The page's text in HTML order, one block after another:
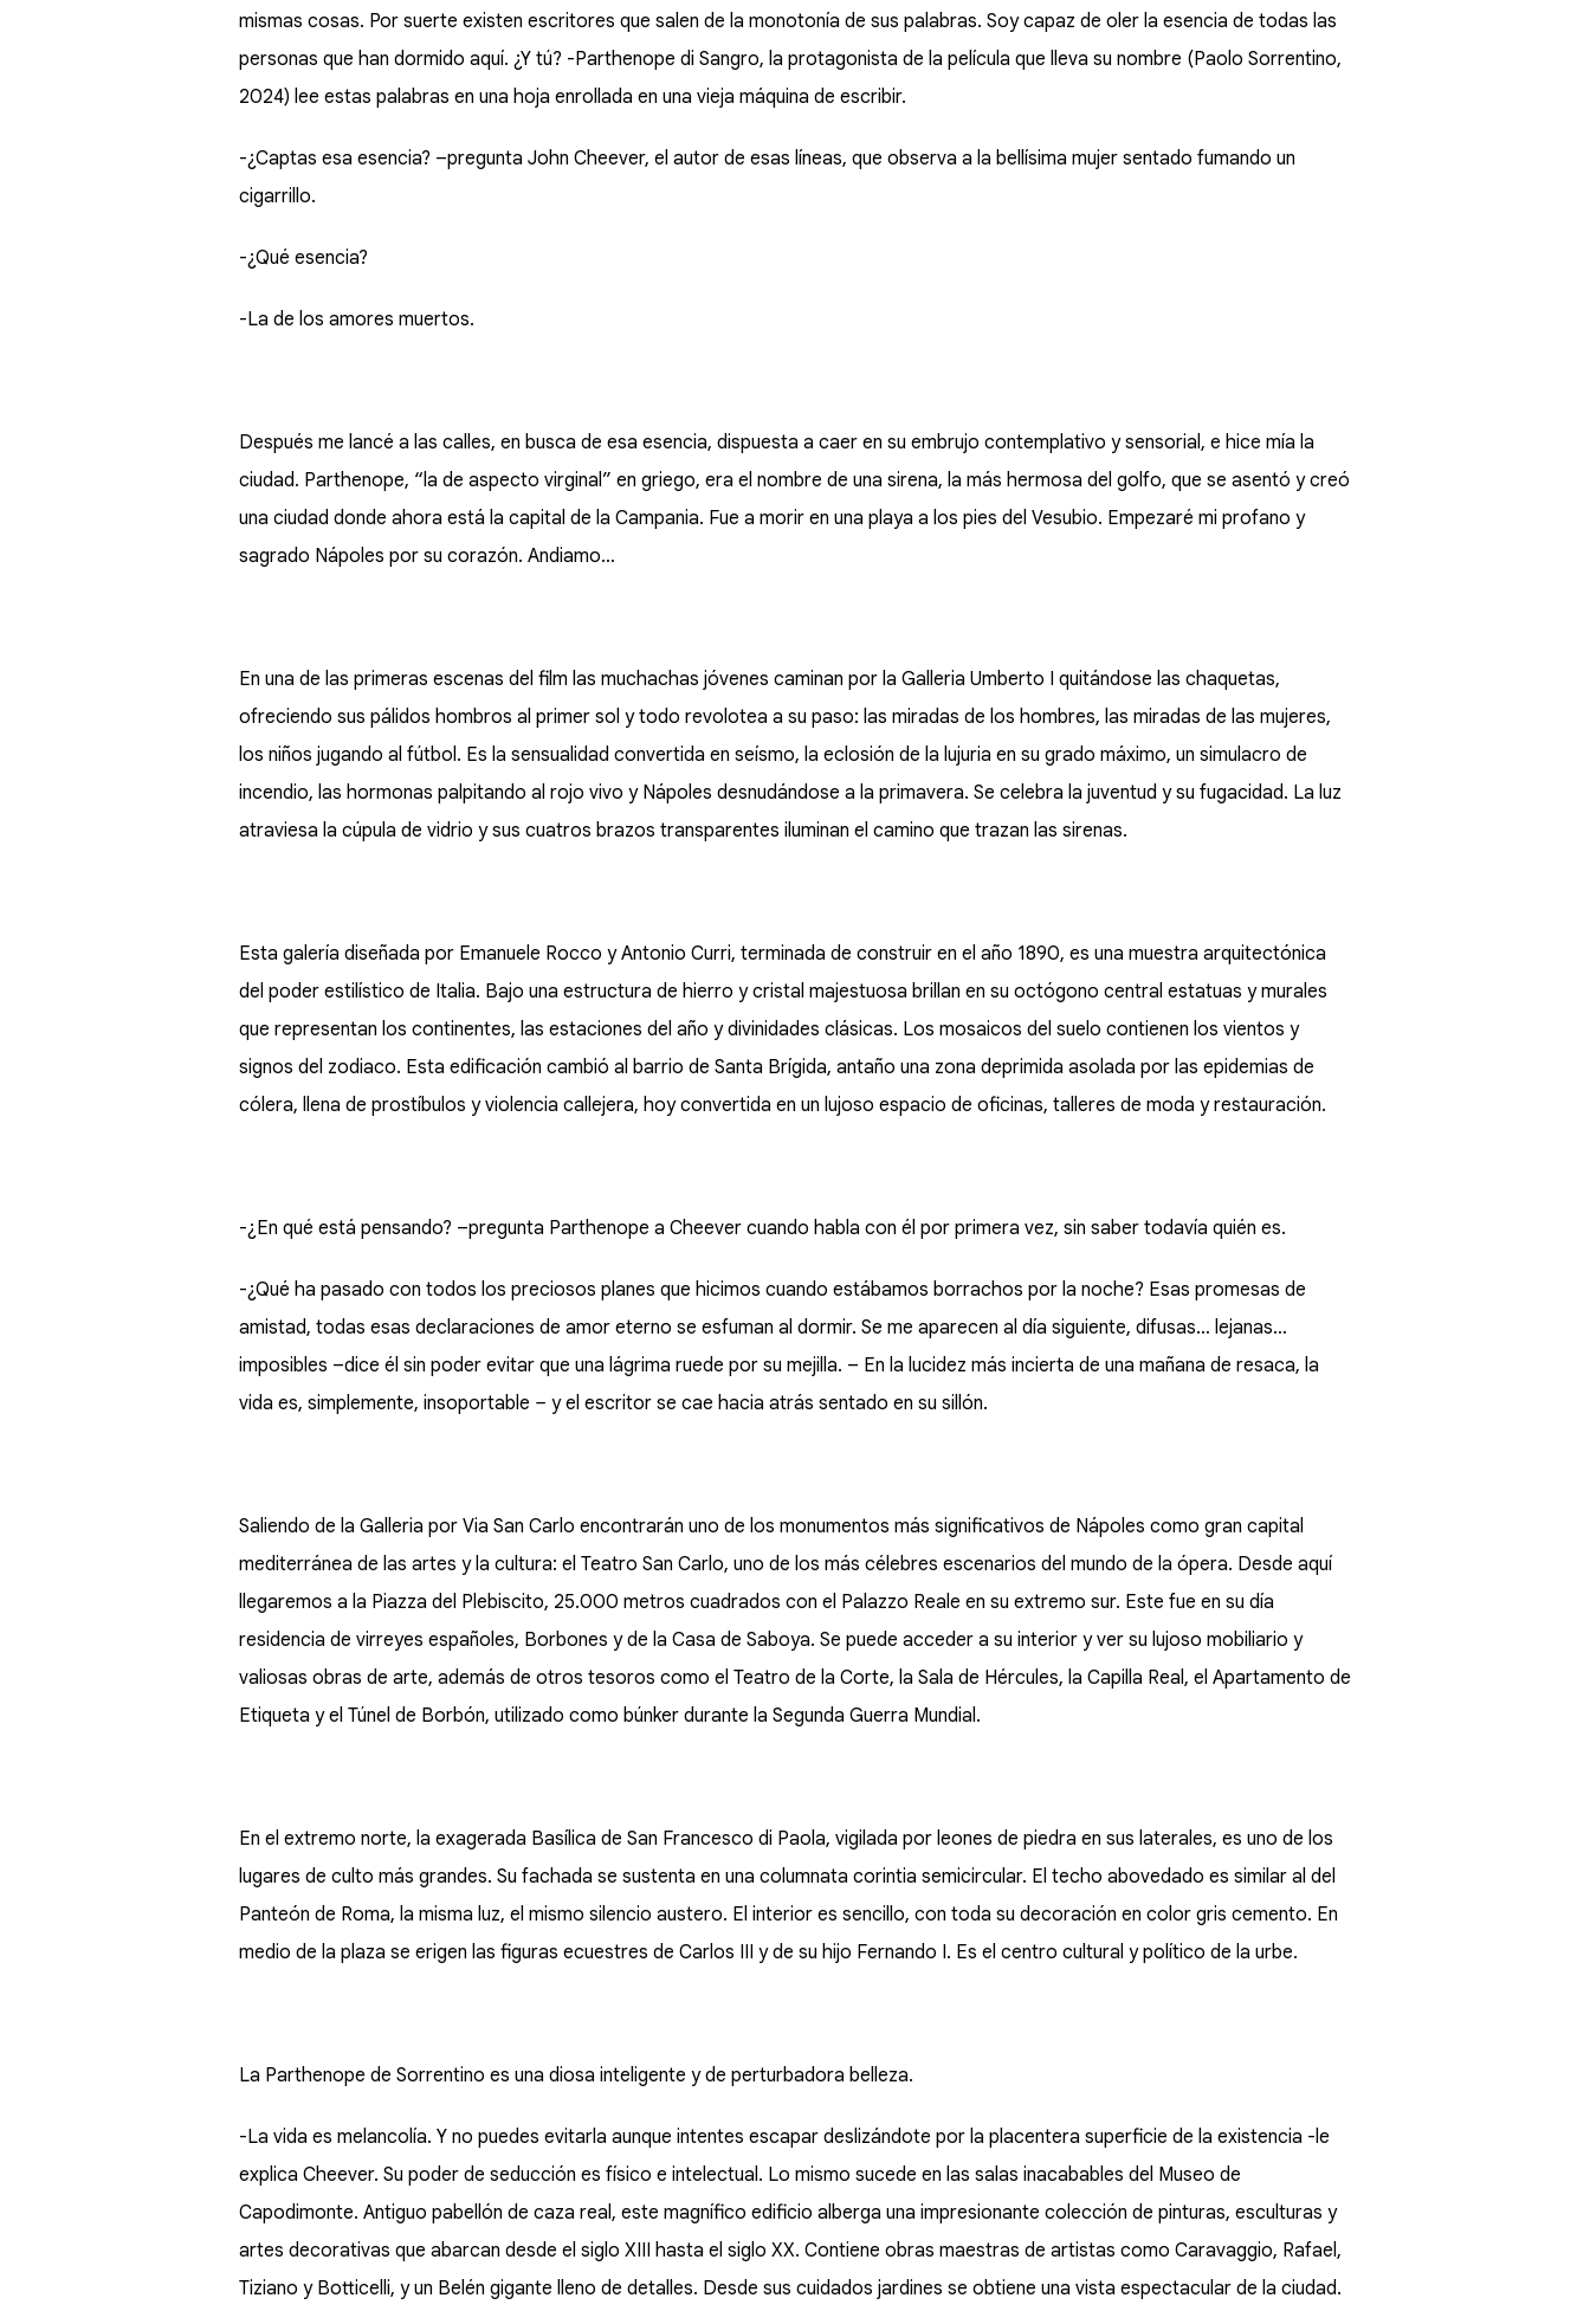
mismas cosas. Por suerte existen escritores que salen de la monotonía de sus palabras. Soy capaz de oler la esencia de todas las
personas que han dormido aquí. ¿Y tú? -Parthenope di Sangro, la protagonista de la película que lleva su nombre (Paolo Sorrentino,
2024) lee estas palabras en una hoja enrollada en una vieja máquina de escribir.
-¿Captas esa esencia? –pregunta John Cheever, el autor de esas líneas, que observa a la bellísima mujer sentado fumando un
cigarrillo.
-¿Qué esencia?
-La de los amores muertos.
Después me lancé a las calles, en busca de esa esencia, dispuesta a caer en su embrujo contemplativo y sensorial, e hice mía la
ciudad. Parthenope, “la de aspecto virginal” en griego, era el nombre de una sirena, la más hermosa del golfo, que se asentó y creó
una ciudad donde ahora está la capital de la Campania. Fue a morir en una playa a los pies del Vesubio. Empezaré mi profano y
sagrado Nápoles por su corazón. Andiamo…
En una de las primeras escenas del film las muchachas jóvenes caminan por la Galleria Umberto I quitándose las chaquetas,
ofreciendo sus pálidos hombros al primer sol y todo revolotea a su paso: las miradas de los hombres, las miradas de las mujeres,
los niños jugando al fútbol. Es la sensualidad convertida en seísmo, la eclosión de la lujuria en su grado máximo, un simulacro de
incendio, las hormonas palpitando al rojo vivo y Nápoles desnudándose a la primavera. Se celebra la juventud y su fugacidad. La luz
atraviesa la cúpula de vidrio y sus cuatros brazos transparentes iluminan el camino que trazan las sirenas.
Esta galería diseñada por Emanuele Rocco y Antonio Curri, terminada de construir en el año 1890, es una muestra arquitectónica
del poder estilístico de Italia. Bajo una estructura de hierro y cristal majestuosa brillan en su octógono central estatuas y murales
que representan los continentes, las estaciones del año y divinidades clásicas. Los mosaicos del suelo contienen los vientos y
signos del zodiaco. Esta edificación cambió al barrio de Santa Brígida, antaño una zona deprimida asolada por las epidemias de
cólera, llena de prostíbulos y violencia callejera, hoy convertida en un lujoso espacio de oficinas, talleres de moda y restauración.
-¿En qué está pensando? –pregunta Parthenope a Cheever cuando habla con él por primera vez, sin saber todavía quién es.
-¿Qué ha pasado con todos los preciosos planes que hicimos cuando estábamos borrachos por la noche? Esas promesas de
amistad, todas esas declaraciones de amor eterno se esfuman al dormir. Se me aparecen al día siguiente, difusas… lejanas…
imposibles –dice él sin poder evitar que una lágrima ruede por su mejilla. – En la lucidez más incierta de una mañana de resaca, la
vida es, simplemente, insoportable – y el escritor se cae hacia atrás sentado en su sillón.
Saliendo de la Galleria por Via San Carlo encontrarán uno de los monumentos más significativos de Nápoles como gran capital
mediterránea de las artes y la cultura: el Teatro San Carlo, uno de los más célebres escenarios del mundo de la ópera. Desde aquí
llegaremos a la Piazza del Plebiscito, 25.000 metros cuadrados con el Palazzo Reale en su extremo sur. Este fue en su día
residencia de virreyes españoles, Borbones y de la Casa de Saboya. Se puede acceder a su interior y ver su lujoso mobiliario y
valiosas obras de arte, además de otros tesoros como el Teatro de la Corte, la Sala de Hércules, la Capilla Real, el Apartamento de
Etiqueta y el Túnel de Borbón, utilizado como búnker durante la Segunda Guerra Mundial.
En el extremo norte, la exagerada Basílica de San Francesco di Paola, vigilada por leones de piedra en sus laterales, es uno de los
lugares de culto más grandes. Su fachada se sustenta en una columnata corintia semicircular. El techo abovedado es similar al del
Panteón de Roma, la misma luz, el mismo silencio austero. El interior es sencillo, con toda su decoración en color gris cemento. En
medio de la plaza se erigen las figuras ecuestres de Carlos III y de su hijo Fernando I. Es el centro cultural y político de la urbe.
La Parthenope de Sorrentino es una diosa inteligente y de perturbadora belleza.
-La vida es melancolía. Y no puedes evitarla aunque intentes escapar deslizándote por la placentera superficie de la existencia -le
explica Cheever. Su poder de seducción es físico e intelectual. Lo mismo sucede en las salas inacabables del Museo de
Capodimonte. Antiguo pabellón de caza real, este magnífico edificio alberga una impresionante colección de pinturas, esculturas y
artes decorativas que abarcan desde el siglo XIII hasta el siglo XX. Contiene obras maestras de artistas como Caravaggio, Rafael,
Tiziano y Botticelli, y un Belén gigante lleno de detalles. Desde sus cuidados jardines se obtiene una vista espectacular de la ciudad.